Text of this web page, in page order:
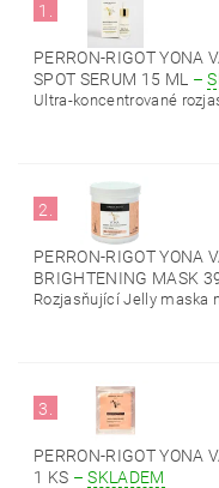
1.
PERRON-RIGOT YONA
SPOT SERUM 15 ML –
Ultra-koncentrované
2.
PERRON-RIGOT YONA
BRIGHTENING MASK
Rozjasňující Jelly maska
3.
PERRON-RIGOT YONA
1 KS –SKLADEM